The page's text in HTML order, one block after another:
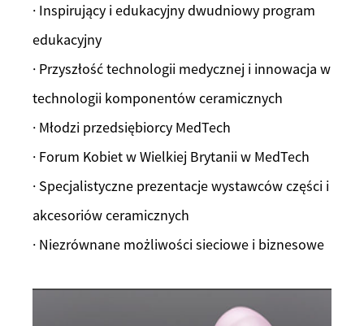
· Inspirujący i edukacyjny dwudniowy program
edukacyjny
· Przyszłość technologii medycznej i innowacja w
technologii komponentów ceramicznych
· Młodzi przedsiębiorcy MedTech
· Forum Kobiet w Wielkiej Brytanii w MedTech
· Specjalistyczne prezentacje wystawców części i
akcesoriów ceramicznych
· Niezrównane możliwości sieciowe i biznesowe